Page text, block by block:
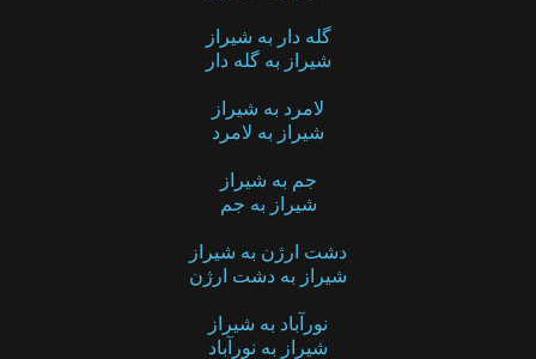
گله دار به شیراز
شیراز به گله دار
لامرد به شیراز
شیراز به لامرد
جم به شیراز
شیراز به جم
دشت ارژن به شیراز
شیراز به دشت ارژن
نورآباد به شیراز
شیراز به نورآباد